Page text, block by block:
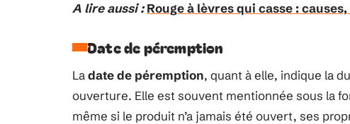
A lire aussi : Rouge à lèvres qui casse :
Date de péremption
Ladate de péremption, quant à elle, indique la
ouverture. Elle est souvent mentionnée sous la
même si le produit n’a jamais été ouvert, ses